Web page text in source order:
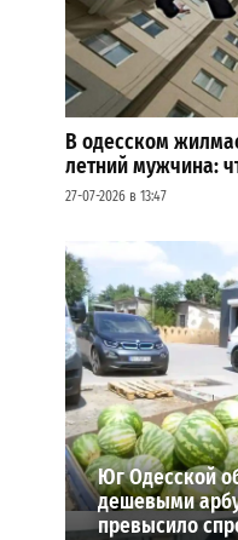
В одесском
летний мужчина:
27-07-2026 в 13:47
Шезлонги,
придется
21-07-2026 в 19:23
ВИБОР РЕДАКЦИИ
Юг Одесской
дешевыми
превысило